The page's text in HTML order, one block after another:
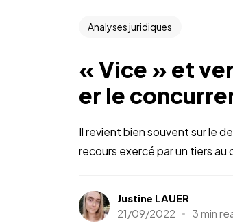
Analyses juridiques
« Vice » et
er le
Il revient bien souvent sur le
recours exercé par un tiers au
Justine LAUER
21/09/2022
3 min